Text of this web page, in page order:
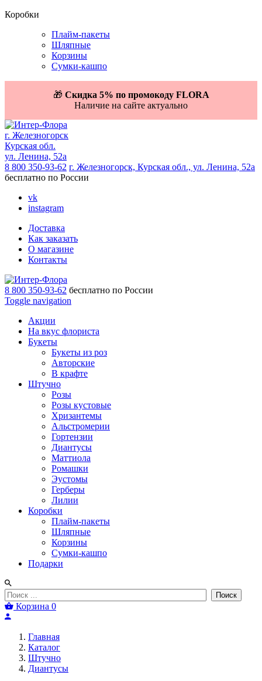
Коробки
Плайм-пакеты
Шляпные
Корзины
Сумки-кашпо
🎁 Скидка 5% по промокоду FLORA
Наличие на сайте актуально
г. Железногорск
Курская обл.
ул. Ленина, 52а
8 800 350-93-62 г. Железногорск, Курская обл., ул. Ленина, 52а
бесплатно по России
vk
instagram
Доставка
Как заказать
О магазине
Контакты
8 800 350-93-62 бесплатно по России
Toggle navigation
Акции
На вкус флориста
Букеты
Букеты из роз
Авторские
В крафте
Штучно
Розы
Розы кустовые
Хризантемы
Альстромерии
Гортензии
Диантусы
Маттиола
Ромашки
Эустомы
Герберы
Лилии
Коробки
Плайм-пакеты
Шляпные
Корзины
Сумки-кашпо
Подарки
Поиск
Корзина 0
Главная
Каталог
Штучно
Диантусы